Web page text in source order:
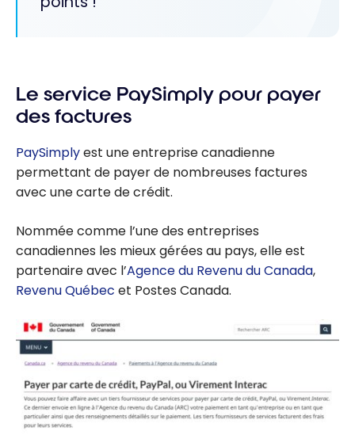
Le service PaySimply pour payer
des factures
PaySimplyest une entreprise canadienne
permettant de payer de nombreuses factures
avec une carte de crédit.
Nommée comme l’une des entreprises
canadiennes les mieux gérées au pays, elle est
partenaire avec l’Agence du Revenu du Canada,
Revenu Québec et Postes Canada.